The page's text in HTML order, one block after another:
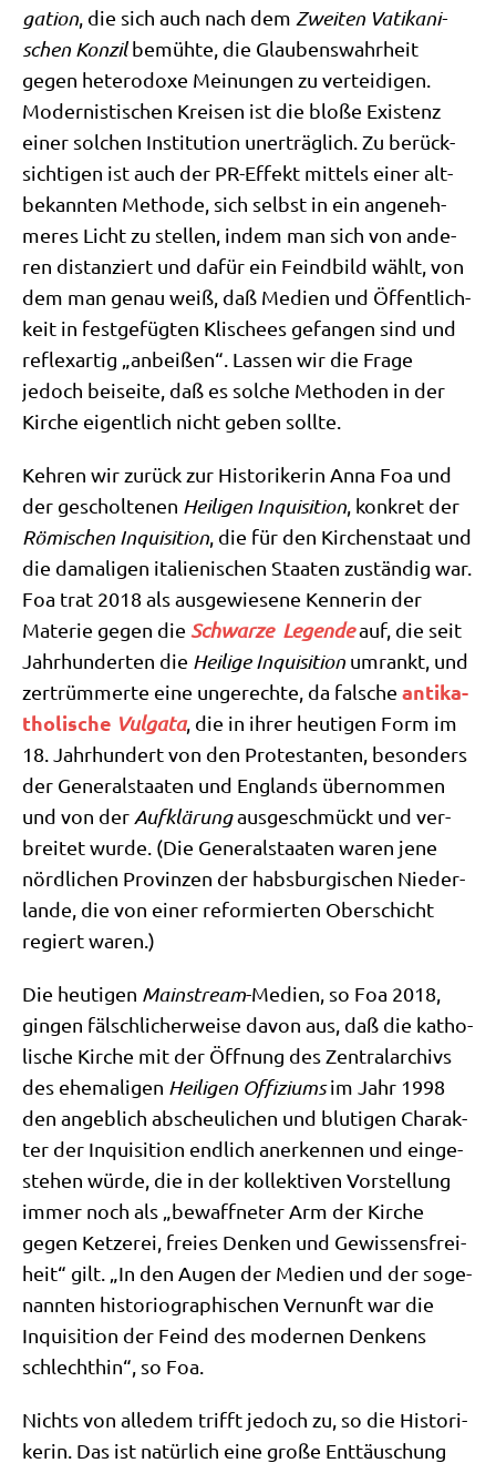
ga­ti­on , die sich auch nach dem Zwei­ten Vati­ka­ni­
schen Kon­zilbemüh­te, die Glau­bens­wahr­heit
gegen hete­ro­do­xe Mei­nun­gen zu ver­tei­di­gen.
Moder­ni­sti­schen Krei­sen ist die blo­ße Exi­stenz
einer sol­chen Insti­tu­ti­on uner­träg­lich. Zu berück­
sich­ti­gen ist auch der PR-Effekt mit­tels einer alt­
be­kann­ten Metho­de, sich selbst in ein ange­neh­
me­res Licht zu stel­len, indem man sich von ande­
ren distan­ziert und dafür ein Feind­bild wählt, von
dem man genau weiß, daß Medi­en und Öffent­lich­
keit in fest­ge­füg­ten Kli­schees gefan­gen sind und
reflex­ar­tig „anbei­ßen“. Las­sen wir die Fra­ge
jedoch bei­sei­te, daß es sol­che Metho­den in der
Kir­che eigent­lich nicht geben sollte.
Keh­ren wir zurück zur Histo­ri­ke­rin Anna Foa und
der geschol­te­nen Hei­li­gen Inqui­si­ti­on , kon­kret der
Römi­schen Inqui­si­ti­on , die für den Kir­chen­staat und
die dama­li­gen ita­lie­ni­schen Staa­ten zustän­dig war.
Foa trat 2018 als aus­ge­wie­se­ne Ken­ne­rin der
Mate­rie gegen die Schwar­ze Legen­deauf, die seit
Jahr­hun­der­ten die Hei­li­ge Inqui­si­ti­on umrankt, und
zer­trüm­mer­te eine unge­rech­te, da fal­sche anti­ka­
tho­li­sche Vul­ga­ta, die in ihrer heu­ti­gen Form im
18. Jahr­hun­dert von den Pro­te­stan­ten, beson­ders
der Gene­ral­staa­ten und Eng­lands über­nom­men
und von der Auf­klä­rungaus­ge­schmückt und ver­
brei­tet wur­de. (Die Gene­ral­staa­ten waren jene
nörd­li­chen Pro­vin­zen der habs­bur­gi­schen Nie­der­
lan­de, die von einer refor­mier­ten Ober­schicht
regiert waren.)
Die heu­ti­gen Main­stream-Medi­en, so Foa 2018,
gin­gen fälsch­li­cher­wei­se davon aus, daß die katho­
li­sche Kir­che mit der Öff­nung des Zen­tral­ar­chivs
des ehe­ma­li­gen Hei­li­gen Offi­zi­umsim Jahr 1998
den angeb­lich abscheu­li­chen und blu­ti­gen Cha­rak­
ter der Inqui­si­ti­on end­lich aner­ken­nen und ein­ge­
ste­hen wür­de, die in der kol­lek­ti­ven Vor­stel­lung
immer noch als „bewaff­ne­ter Arm der Kir­che
gegen Ket­ze­rei, frei­es Den­ken und Gewis­sens­frei­
heit“ gilt. „In den Augen der Medi­en und der soge­
nann­ten histo­rio­gra­phi­schen Ver­nunft war die
Inqui­si­ti­on der Feind des moder­nen Den­kens
schlecht­hin“, so Foa.
Nichts von alle­dem trifft jedoch zu, so die Histo­ri­
ke­rin. Das ist natür­lich eine gro­ße Ent­täu­schung